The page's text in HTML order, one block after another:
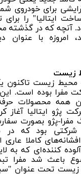
برای خودروی
ایتالیا" را برای
آنچه که در گذشته
امروزه با عنوان
زیست
محیط زیست تاکنون
مفرا بوده است.
همه محصولات
پژو ایتالیا آغاز
مفرا-پژو بصورت
شرکتی بود که در
کاملا عاری
کننده‌ای که به
باعث شد مفرا
زیست تحت عنوان